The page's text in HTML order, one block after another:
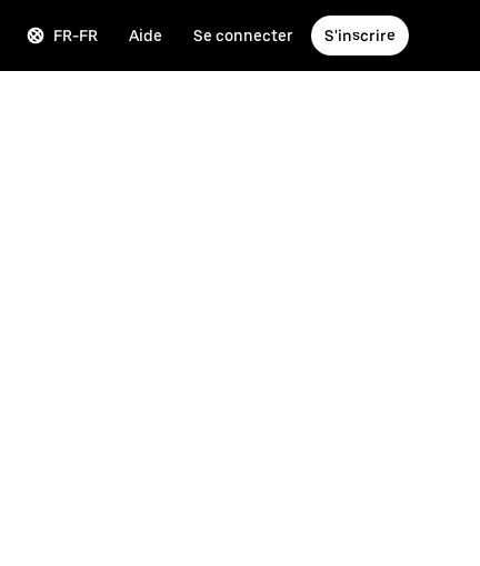
FR-FR Aide Se connecter S'inscrire